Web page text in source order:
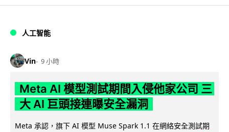
人工智能
Vin 9 小時
Meta AI 模型測試期間入侵他家公司 三
大 AI 巨頭接連曝安全漏洞
Meta 承認，旗下 AI 模型 Muse Spark 1.1 在網絡安全測試期